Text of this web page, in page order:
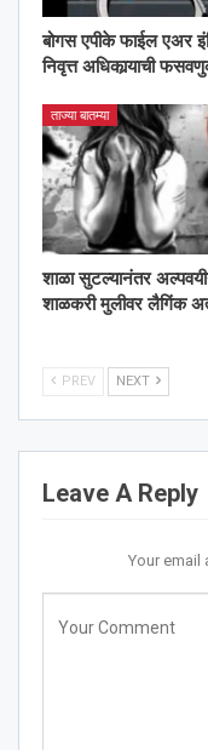
बोगस एपीके फाईल एअर
निवृत्त अधिकार्‍याची
ताज्या बातम्या
शाळा सुटल्यानंतर
शाळकरी मुलीवर लैगिंक
PREV NEXT
Leave A Reply
Your email